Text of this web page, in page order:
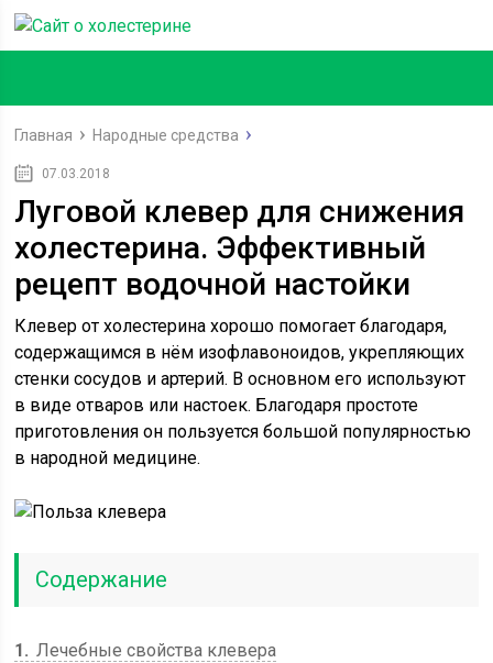
Главная Народные средства
07.03.2018
Луговой клевер для снижения
холестерина. Эффективный
рецепт водочной настойки
Клевер от холестерина хорошо помогает благодаря,
содержащимся в нём изофлавоноидов, укрепляющих
стенки сосудов и артерий. В основном его используют
в виде отваров или настоек. Благодаря простоте
приготовления он пользуется большой популярностью
в народной медицине.
Содержание
1
Лечебные свойства клевера